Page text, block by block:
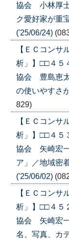
協会 小林厚
ク愛好家が重
('25/06/24)
【ＥＣコンサ
析」】□□４５
協会 豊島恵
の使いやすさ
829)
【ＥＣコンサ
析」】□□４５
協会 矢崎宏
ア」／地域密
('25/06/02)
【ＥＣコンサ
析」】□□４５
協会 矢崎宏
名、写真、カ